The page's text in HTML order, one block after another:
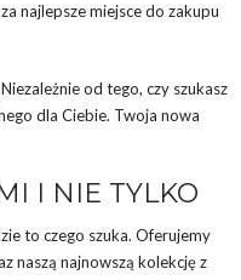
najlepsze miejsce do zakupu
od tego, czy szukasz
dla Ciebie. Twoja nowa
I NIE TYLKO
to czego szuka. Oferujemy
naszą najnowszą kolekcję z